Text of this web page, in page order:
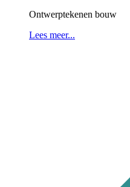
Ontwerptekenen bouw
Lees meer...